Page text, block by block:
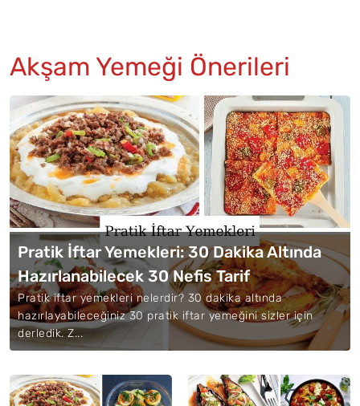
Akşam Yemeği Önerileri
Pratik İftar Yemekleri: 30 Dakika Altında
Hazırlanabilecek 30 Nefis Tarif
Pratik iftar yemekleri nelerdir? 30 dakika altında
hazırlayabileceğiniz 30 pratik iftar yemeğini sizler için
derledik. Z...
İftar Çorbaları: